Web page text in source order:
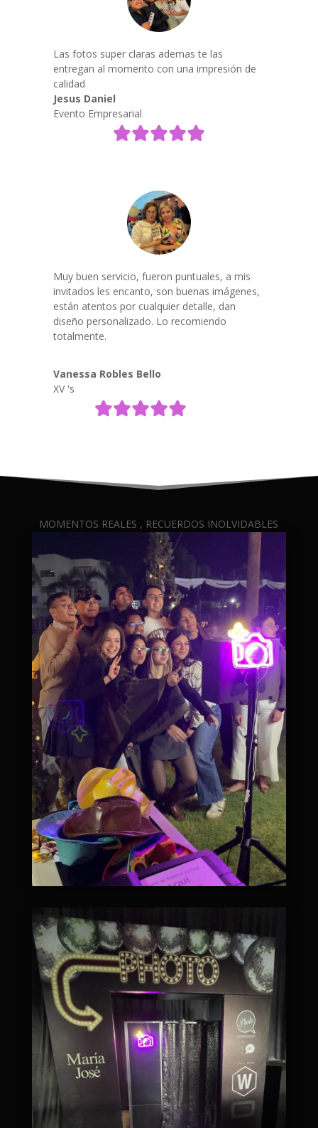
Las fotos super claras ademas te las
entregan al momento con una impresión de
calidad
Jesus Daniel
Evento Empresarial
Muy buen servicio, fueron puntuales, a mis
invitados les encanto, son buenas imágenes,
están atentos por cualquier detalle, dan
diseño personalizado. Lo recomiendo
totalmente.
Vanessa Robles Bello
XV 's
MOMENTOS REALES , RECUERDOS INOLVIDABLES